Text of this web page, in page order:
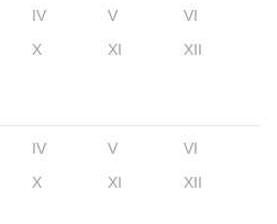
IV V
VI
X XI XII
IV V
VI
X XI XII